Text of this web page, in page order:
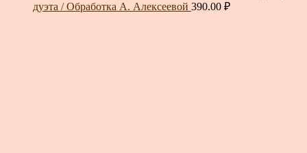
дуэта / Обработка А. Алексеевой 390.00 ₽